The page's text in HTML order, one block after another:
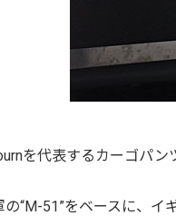
を代表するカーゴパン
の“M-51”をベースに、イ